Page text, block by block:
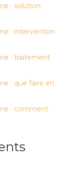
: solution
: intervention
: traitement
: que faire en
: comment